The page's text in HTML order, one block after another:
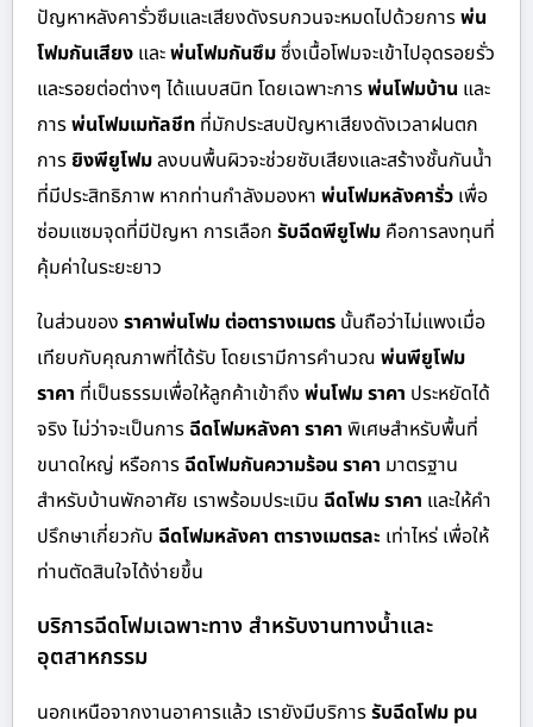
ปัญหาหลังคารั่วซึมและเสียงดังรบกวนจะหมดไปด้วยการพ่น
โฟมกันเสียง และพ่นโฟมกันซึมซึ่งเนื้อโฟมจะเข้าไปอุดรอยรั่ว
และรอยต่อต่างๆ ได้แนบสนิท โดยเฉพาะการพ่นโฟมบ้าน และ
การพ่นโฟมเมทัลชีท ที่มักประสบปัญหาเสียงดังเวลาฝนตก
การยิงพียูโฟมลงบนพื้นผิวจะช่วยซับเสียงและสร้างชั้นกันน้ำ
ที่มีประสิทธิภาพ หากท่านกำลังมองหา พ่นโฟมหลังคารั่ว เพื่อ
ซ่อมแซมจุดที่มีปัญหา การเลือก รับฉีดพียูโฟม คือการลงทุนที่
คุ้มค่าในระยะยาว
ในส่วนของ ราคาพ่นโฟม ต่อตารางเมตร นั้นถือว่าไม่แพงเมื่อ
เทียบกับคุณภาพที่ได้รับ โดยเรามีการคำนวณ พ่นพียูโฟม
ราคา ที่เป็นธรรมเพื่อให้ลูกค้าเข้าถึง พ่นโฟม ราคา ประหยัดได้
จริง ไม่ว่าจะเป็นการ ฉีดโฟมหลังคา ราคา พิเศษสำหรับพื้นที่
ขนาดใหญ่ หรือการ ฉีดโฟมกันความร้อน ราคา มาตรฐาน
สำหรับบ้านพักอาศัย เราพร้อมประเมิน ฉีดโฟม ราคา และให้คำ
ปรึกษาเกี่ยวกับ ฉีดโฟมหลังคา ตารางเมตรละ เท่าไหร่ เพื่อให้
ท่านตัดสินใจได้ง่ายขึ้น
บริการฉีดโฟมเฉพาะทาง สำหรับงานทางน้ำและ
อุตสาหกรรม
นอกเหนือจากงานอาคารแล้ว เรายังมีบริการรับฉีดโฟม pu